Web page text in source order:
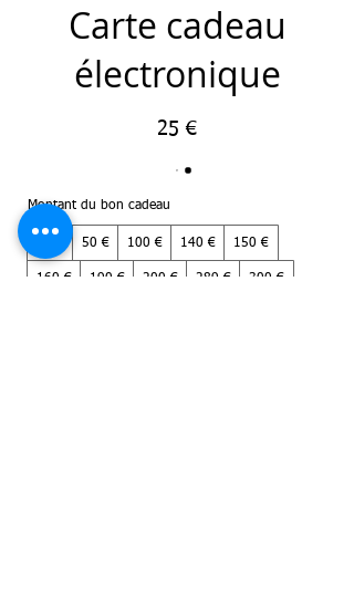
Carte cadeau
électronique
25 €
Montant du bon cadeau
50 € 100 € 140 € 150 €
160 € 190 € 200 € 289 € 300 €